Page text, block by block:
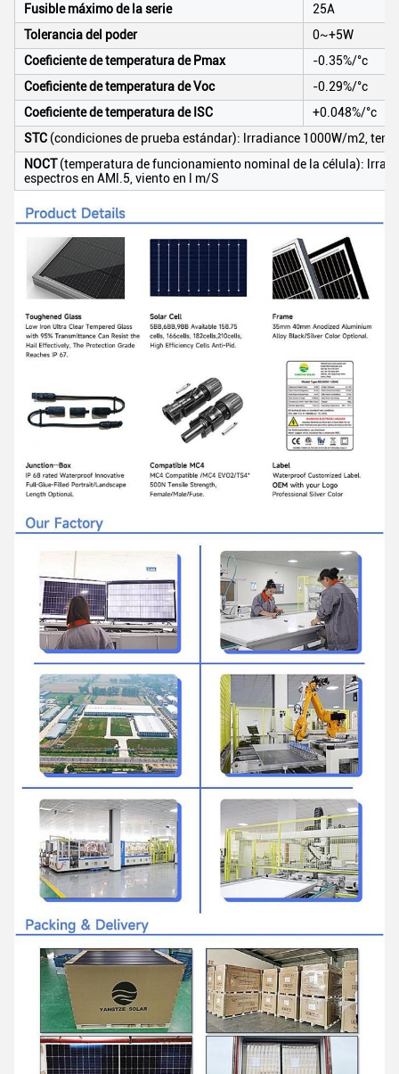
Fusible máximo de la serie
25A
Tolerancia del poder
0~+5W
Coeficiente de temperatura de Pmax
-0.35%/°c
Coeficiente de temperatura de Voc
-0.29%/°c
Coeficiente de temperatura de ISC
+0.048%/°c
STC (condiciones de prueba estándar): lrradiance 1000W/m2,
NOCT(temperatura de funcionamiento nominal de la célula):
espectros en AMl.5, viento en l m/S